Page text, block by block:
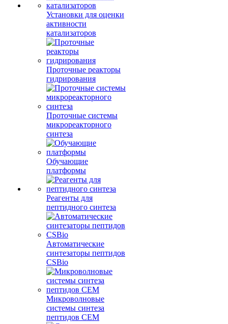
Установки для оценки
активности
катализаторов
Проточные реакторы
гидрирования
Проточные системы
микрореакторного
синтеза
Обучающие
платформы
Реагенты для
пептидного синтеза
Автоматические
синтезаторы пептидов
CSBio
Микроволновые
системы синтеза
пептидов CEM